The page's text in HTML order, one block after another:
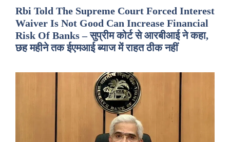
Rbi Told The Supreme Court Forced Interest
Waiver Is Not Good Can Increase Financial
Risk Of Banks – सुप्रीम कोर्ट से आरबीआई ने कहा,
छह महीने तक ईएमआई ब्याज में राहत ठीक नहीं